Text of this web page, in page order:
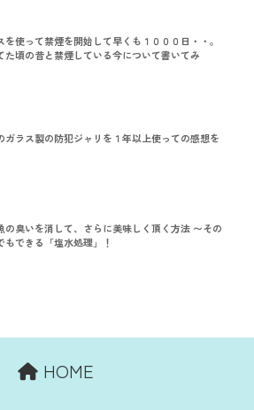
を使って禁煙を開始して早くも１０００日・・。
た頃の昔と禁煙している今について書いてみ
ガラス製の防犯ジャリを１年以上使っての感想を
の臭いを消して、さらに美味しく頂く方法 〜その
もできる「塩水処理」！
HOME